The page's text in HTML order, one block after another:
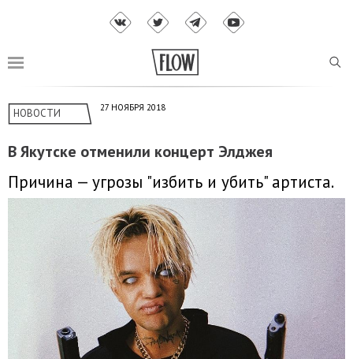
НОВОСТИ 27 НОЯБРЯ 2018
В Якутске отменили концерт Элджея
Причина — угрозы "избить и убить" артиста.